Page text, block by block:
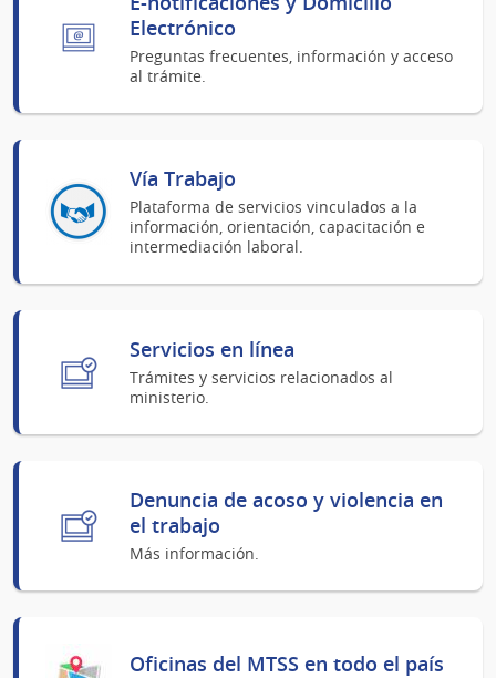
Electrónico
Preguntas frecuentes, información y acceso
al trámite.
Vía Trabajo
Plataforma de servicios vinculados a la
información, orientación, capacitación e
intermediación laboral.
Servicios en línea
Trámites y servicios relacionados al
ministerio.
Denuncia de acoso y violencia en
el trabajo
Más información.
Oficinas del MTSS en todo el país